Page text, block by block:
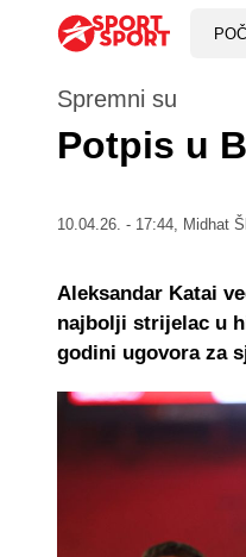
Spremni su
Potpis u
10.04.26. - 17:44, Midhat
Aleksandar Katai
najbolji strijelac u
godini ugovora za